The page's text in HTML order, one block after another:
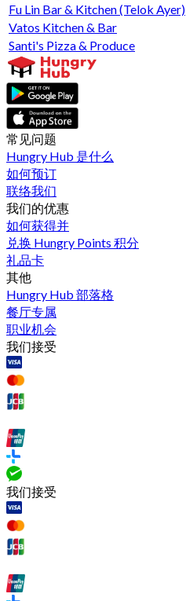
Fu Lin Bar & Kitchen (Telok Ayer)
Vatos Kitchen & Bar
Santi's Pizza & Produce
常见问题
Hungry Hub 是什么
如何预订
联络我们
我们的优惠
如何获得并
兑换 Hungry Points 积分
礼品卡
其他
Hungry Hub 部落格
餐厅专属
职业机会
我们接受
我们接受